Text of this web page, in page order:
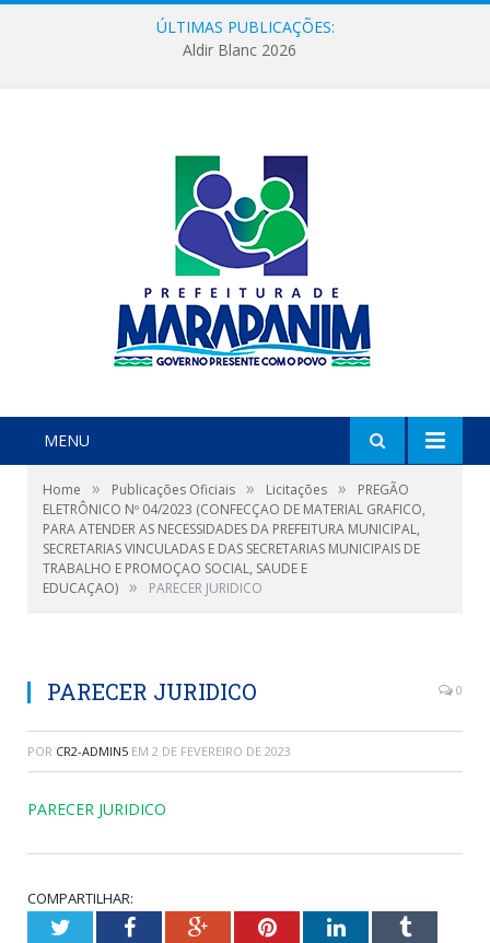
ÚLTIMAS PUBLICAÇÕES:
Aldir Blanc 2026
MENU
Home » Publicações Oficiais » Licitações »
PREGÃO
ELETRÔNICO Nº 04/2023 (CONFECÇAO DE MATERIAL GRAFICO,
PARA ATENDER AS NECESSIDADES DA PREFEITURA MUNICIPAL,
SECRETARIAS VINCULADAS E DAS SECRETARIAS MUNICIPAIS DE
TRABALHO E PROMOÇAO SOCIAL, SAUDE E
EDUCAÇAO) » PARECER JURIDICO
PARECER JURIDICO 0
POR CR2-ADMIN5 EM 2 DE FEVEREIRO DE 2023
PARECER JURIDICO
COMPARTILHAR:
TwitterFacebookGoogle+PinterestLinkedInTumblr